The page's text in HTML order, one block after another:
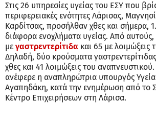
Στις 26 υπηρεσίες υγείας του ΕΣΥ που
περιφερειακές ενότητες Λάρισας,
Καρδίτσας, προσήλθαν χθες και σήμερα,
διάφορα ενοχλήματα υγείας. Από
με γαστρεντερίτιδα και 65 με λοιμώξεις
Δηλαδή, δύο κρούσματα
χθες και 41 λοιμώξεις του
ανέφερε η αναπληρώτρια υπουργός
Αγαπηδάκη, κατά την ενημέρωση από το
Κέντρο Επιχειρήσεων στη Λάρισα.